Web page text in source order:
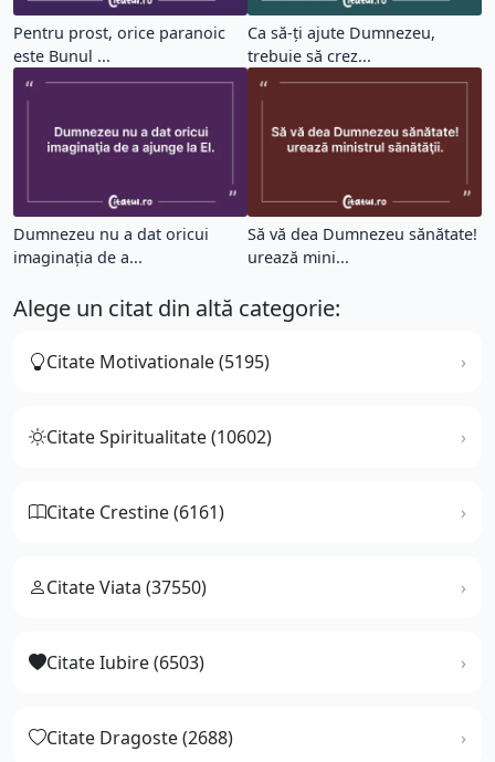
Pentru prost, orice paranoic
este Bunul ...
Ca să-ţi ajute Dumnezeu,
trebuie să crez...
Dumnezeu nu a dat oricui
imaginaţia de a...
Să vă dea Dumnezeu sănătate!
urează mini...
Alege un citat din altă categorie:
Citate Motivationale (5195)
Citate Spiritualitate (10602)
Citate Crestine (6161)
Citate Viata (37550)
Citate Iubire (6503)
Citate Dragoste (2688)